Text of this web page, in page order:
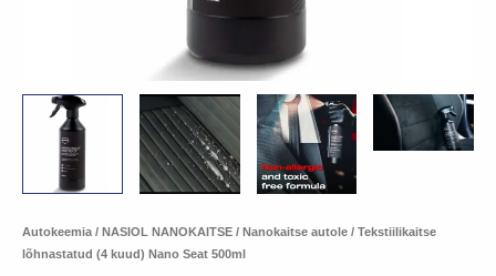
Autokeemia / NASIOL NANOKAITSE / Nanokaitse autole / Tekstiilikaitse
lõhnastatud (4 kuud) Nano Seat 500ml